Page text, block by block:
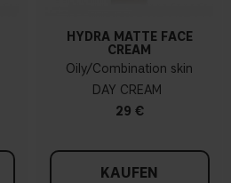
HYDRA MATTE FACE
CREAM
Oily/Combination skin
DAY CREAM
29 €
KAUFEN